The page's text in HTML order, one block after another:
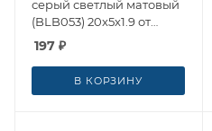
серый светлый матовый
(BLB053) 20x5x1.9 от
Kerama Marazzi (Россия)
197 ₽
В КОРЗИНУ